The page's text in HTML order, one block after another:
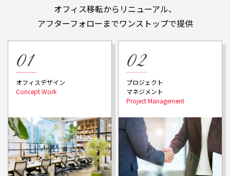
オフィス移転からリニューアル、
アフターフォローまでワンストップで提供
オフィスデザイン
プロジェクト
マネジメント